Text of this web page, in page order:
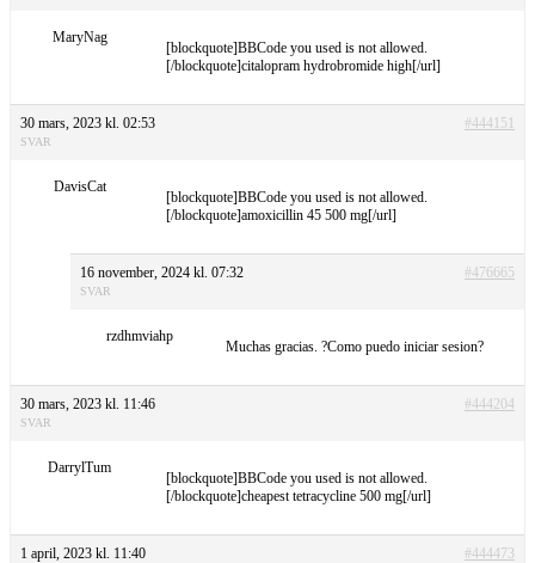
MaryNag
[blockquote]BBCode you used is not allowed.
[/blockquote]citalopram hydrobromide high[/url]
30 mars, 2023 kl. 02:53 #444151
SVAR
DavisCat
[blockquote]BBCode you used is not allowed.
[/blockquote]amoxicillin 45 500 mg[/url]
16 november, 2024 kl. 07:32 #476665
SVAR
rzdhmviahp
Muchas gracias. ?Como puedo iniciar sesion?
30 mars, 2023 kl. 11:46 #444204
SVAR
DarrylTum
[blockquote]BBCode you used is not allowed.
[/blockquote]cheapest tetracycline 500 mg[/url]
1 april, 2023 kl. 11:40 #444473